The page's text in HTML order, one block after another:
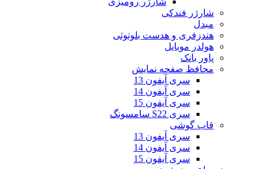
شارژر فندکی
مبدل
هندزفری و هدست بلوتوثی
هولدر موبایل
پاور بانک
محافظ صفحه نمایش
سری آیفون 13
سری آیفون 14
سری آیفون 15
سری S22 سامسونگ
قاب گوشی
سری آیفون 13
سری آیفون 14
سری آیفون 15